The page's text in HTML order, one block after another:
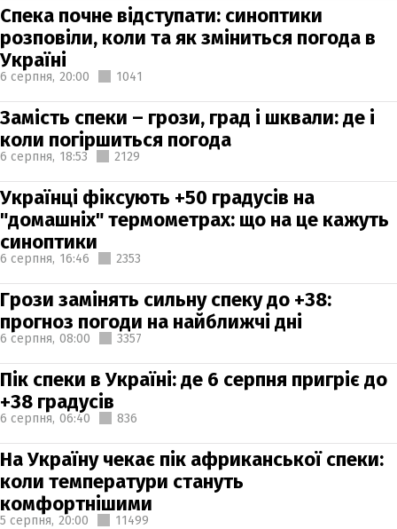
Спека почне відступати: синоптики
розповіли, коли та як зміниться погода в
Україні
6 серпня, 20:00 1041
Замість спеки – грози, град і шквали: де і
коли погіршиться погода
6 серпня, 18:53 2129
Українці фіксують +50 градусів на
"домашніх" термометрах: що на це кажуть
синоптики
6 серпня, 16:46 2353
Грози замінять сильну спеку до +38:
прогноз погоди на найближчі дні
6 серпня, 08:00 3357
Пік спеки в Україні: де 6 серпня пригріє до
+38 градусів
6 серпня, 06:40 836
На Україну чекає пік африканської спеки:
коли температури стануть
комфортнішими
5 серпня, 20:00 11499